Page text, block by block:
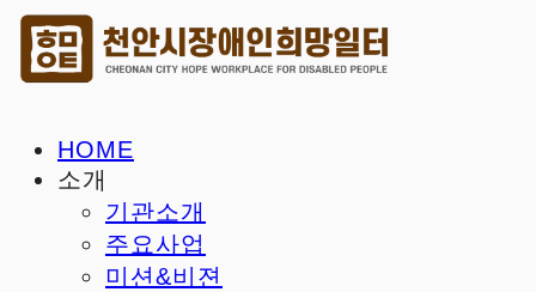
HOME
소개
기관소개
주요사업
미션&비젼